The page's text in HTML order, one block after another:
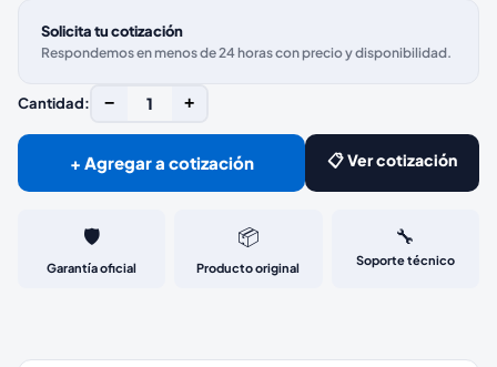
Solicita tu cotización
Respondemos en menos de 24 horas con precio y disponibilidad.
Cantidad: − 1 +
+ Agregar a cotización 📋 Ver cotización
🛡️
Garantía oficial
📦
Producto original
🔧
Soporte técnico